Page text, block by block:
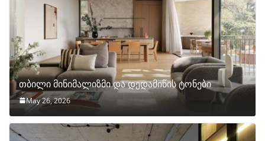
თბილი მინიმალიზმი და დედამიწის ტონები
May 26, 2026